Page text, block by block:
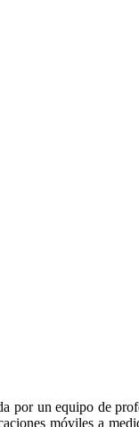
por un equipo de
móviles a